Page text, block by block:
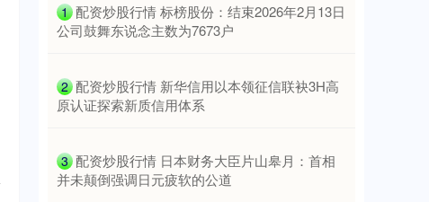
1 ​配资炒股行情 标榜股份：结束2026年2月13日
公司鼓舞东说念主数为7673户
2 ​配资炒股行情 新华信用以本领征信联袂3H高
原认证探索新质信用体系
3 ​配资炒股行情 日本财务大臣片山皋月：首相
并未颠倒强调日元疲软的公道